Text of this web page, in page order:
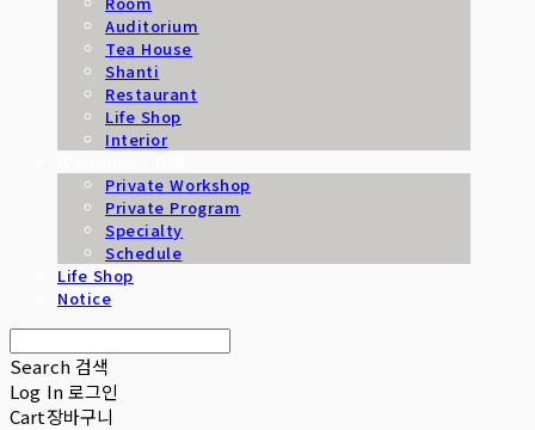
Auditorium
Tea House
Shanti
Restaurant
Life Shop
Interior
Private Workshop
Private Program
Specialty
Schedule
Life Shop
Notice
Search 검색
Log In로그인
Cart장바구니